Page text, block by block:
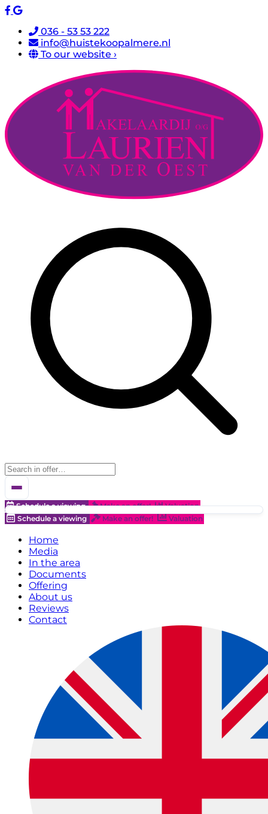
036 - 53 53 222
info@huistekoopalmere.nl
To our website ›
Schedule a viewing Make an offer!
Valuation
Schedule a viewing
Make an offer! Valuation
Home
Media
In the area
Documents
Offering
About us
Reviews
Contact